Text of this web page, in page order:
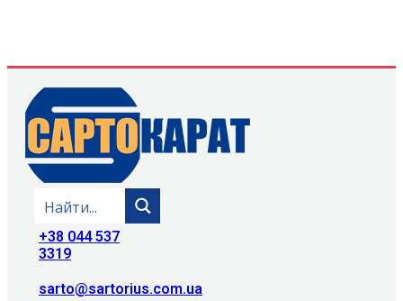
+38 044 537
3319
sarto@sartorius.com.ua